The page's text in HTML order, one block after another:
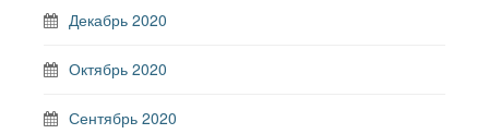
Декабрь 2020
Октябрь 2020
Сентябрь 2020